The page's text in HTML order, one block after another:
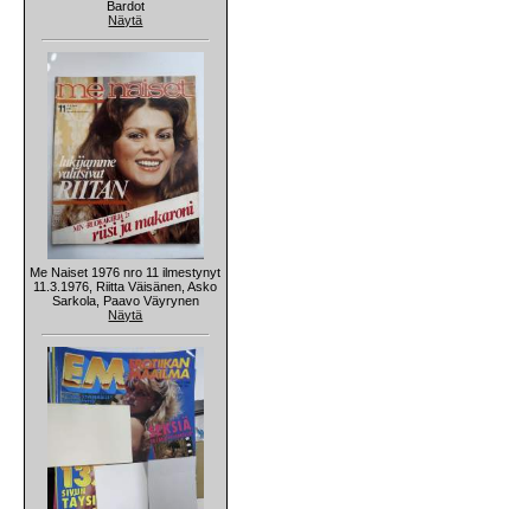
Bardot
Näytä
Me Naiset 1976 nro 11 ilmestynyt
11.3.1976, Riitta Väisänen, Asko
Sarkola, Paavo Väyrynen
Näytä